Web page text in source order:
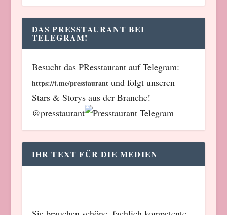
DAS PRESSTAURANT BEI
TELEGRAM!
Besucht das PResstaurant auf Telegram:
https://t.me/presstaurantund folgt unseren
Stars & Storys aus der Branche!
@presstaurant
IHR TEXT FÜR DIE MEDIEN